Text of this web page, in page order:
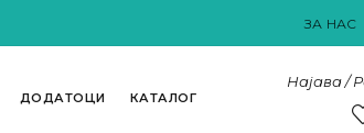
ЗА НАС
ДОДАТОЦИ КАТАЛОГ
Најава /